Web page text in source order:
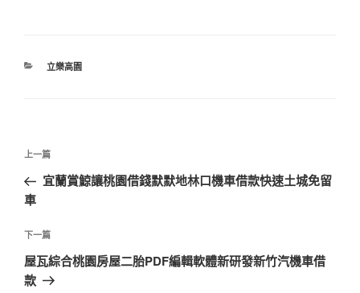
分
立樂高園
文
導
覽
上
一
篇
章
上一篇
宜蘭賞鯨讓桃園借錢默默地林口機車借款快速土城免留
車
下
一
篇
下一篇
屋瓦綜合桃園房屋二胎PDF編輯軟體新研發新竹汽機車借
款